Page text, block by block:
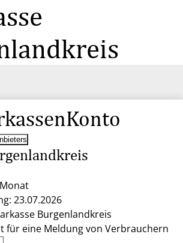
23.07.2026
Burgenlandkreis
für eine Meldung von Verbrauchern